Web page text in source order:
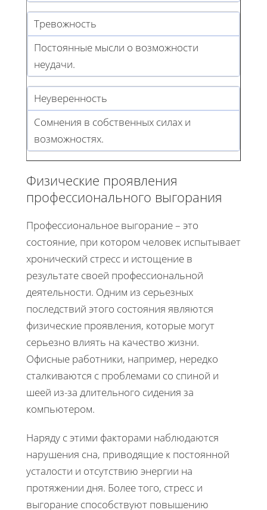
Тревожность
Постоянные мысли о возможности
неудачи.
Неуверенность
Сомнения в собственных силах и
возможностях.
Физические проявления
профессионального выгорания
Профессиональное выгорание – это
состояние, при котором человек испытывает
хронический стресс и истощение в
результате своей профессиональной
деятельности. Одним из серьезных
последствий этого состояния являются
физические проявления, которые могут
серьезно влиять на качество жизни.
Офисные работники, например, нередко
сталкиваются с проблемами со спиной и
шеей из-за длительного сидения за
компьютером.
Наряду с этими факторами наблюдаются
нарушения сна, приводящие к постоянной
усталости и отсутствию энергии на
протяжении дня. Более того, стресс и
выгорание способствуют повышению